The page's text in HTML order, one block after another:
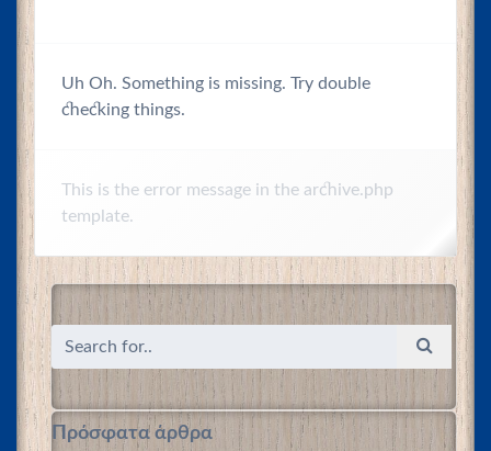
Uh Oh. Something is missing. Try double
checking things.
This is the error message in the archive.php
template.
Πρόσφατα άρθρα